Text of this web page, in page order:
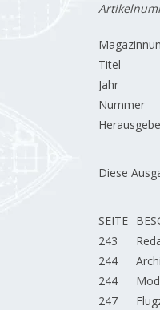
Titel
Jahr
Nummer
Diese
SEITE
243
244
244
247